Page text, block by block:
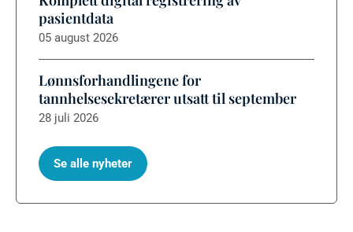
pasientdata
05 august 2026
Lønnsforhandlingene for
tannhelsesekretærer utsatt til september
28 juli 2026
Se alle nyheter